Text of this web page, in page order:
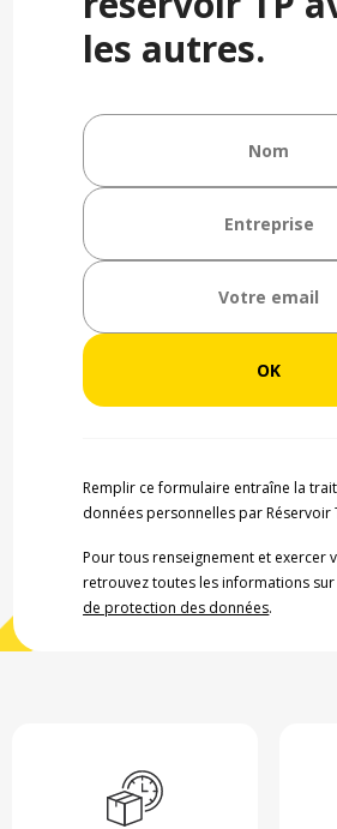
les autres.
Remplir ce formulaire entraîne la
données personnelles par Réservoir
Pour tous renseignement et exercer
retrouvez toutes les informations
de protection des données.